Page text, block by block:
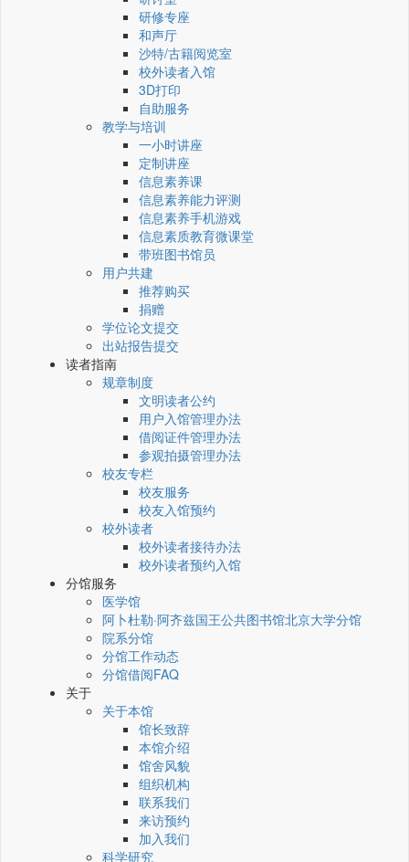
研修专座
和声厅
沙特/古籍阅览室
校外读者入馆
3D打印
自助服务
教学与培训
一小时讲座
定制讲座
信息素养课
信息素养能力评测
信息素养手机游戏
信息素质教育微课堂
带班图书馆员
用户共建
推荐购买
捐赠
学位论文提交
出站报告提交
读者指南
规章制度
文明读者公约
用户入馆管理办法
借阅证件管理办法
参观拍摄管理办法
校友专栏
校友服务
校友入馆预约
校外读者
校外读者接待办法
校外读者预约入馆
分馆服务
医学馆
阿卜杜勒·阿齐兹国王公共图书馆北京大学分馆
院系分馆
分馆工作动态
分馆借阅FAQ
关于
关于本馆
馆长致辞
本馆介绍
馆舍风貌
组织机构
联系我们
来访预约
加入我们
科学研究